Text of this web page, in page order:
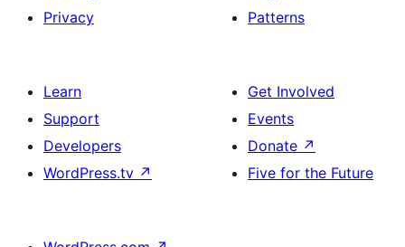
Privacy
Patterns
Learn
Support
Developers
WordPress.tv ↗
Get Involved
Events
Donate ↗
Five for the Future